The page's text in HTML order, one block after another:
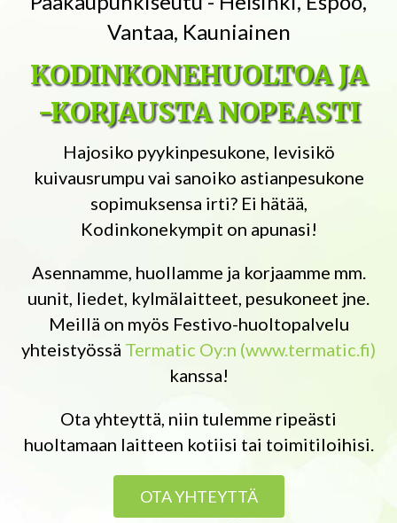
Vantaa, Kauniainen
KODINKONEHUOLTOA JA
-KORJAUSTA NOPEASTI
Hajosiko pyykinpesukone, levisikö
kuivausrumpu vai sanoiko astianpesukone
sopimuksensa irti? Ei hätää,
Kodinkonekympit on apunasi!
Asennamme, huollamme ja korjaamme mm.
uunit, liedet, kylmälaitteet, pesukoneet jne.
Meillä on myös Festivo-huoltopalvelu
yhteistyössä Termatic Oy:n (www.termatic.fi)
kanssa!
Ota yhteyttä, niin tulemme ripeästi
huoltamaan laitteen kotiisi tai toimitiloihisi.
OTA YHTEYTTÄ